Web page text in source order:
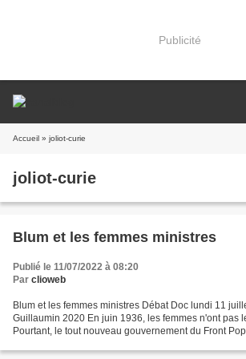
Publicité
Accueil » joliot-curie
joliot-curie
Blum et les femmes ministres
Publié le 11/07/2022 à 08:20
Par clioweb
Blum et les femmes ministres Débat Doc lundi 11
Guillaumin 2020 En juin 1936, les femmes n'ont pas
Pourtant, le tout nouveau gouvernement du Front